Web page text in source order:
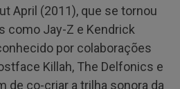
April (2011), que se tornou
como Jay-Z e Kendrick
por colaborações
Killah, The Delfonics e
de co-criar a trilha sonora da